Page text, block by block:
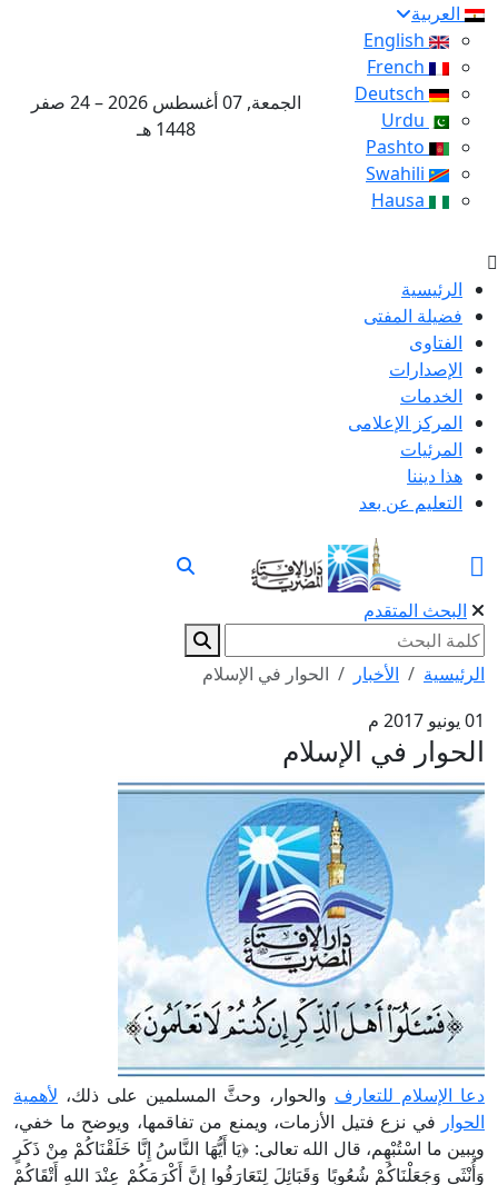
العربية
الجمعة, 07 أغسطس 2026 – 24 صفر
1448 هـ
الرئيسية
فضيلة المفتى
الفتاوى
الإصدارات
الخدمات
المركز الإعلامى
المرئيات
هذا ديننا
التعليم عن بعد
البحث المتقدم
الرئيسية الأخبار
الحوار في الإسلام
01 يونيو 2017 م
الحوار في الإسلام
دعا الإسلام للتعارف والحوار، وحثَّ المسلمين على ذلك، لأهمية
الحوار في نزع فتيل الأزمات، ويمنع من تفاقمها، ويوضح ما خفي،
ويبين ما اسْتُبْهِم، قال الله تعالى: ﴿يَا أَيُّهَا النَّاسُ إِنَّا خَلَقْنَاكُمْ مِنْ ذَكَرٍ
وَأُنْثَى وَجَعَلْنَاكُمْ شُعُوبًا وَقَبَائِلَ لِتَعَارَفُوا إِنَّ أَكْرَمَكُمْ عِنْدَ اللهِ أَتْقَاكُمْ